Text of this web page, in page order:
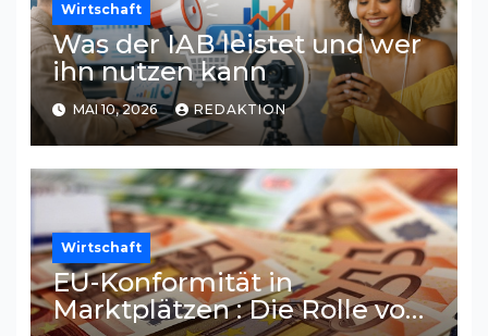
Wirtschaft
Was der IAB leistet und wer
ihn nutzen kann
MAI 10, 2026 REDAKTION
Wirtschaft
EU-Konformität in
Marktplätzen : Die Rolle von